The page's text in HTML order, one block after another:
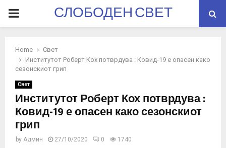
PRIMARYСЛОБОДЕН СВЕТ
Home
Свет
Институтот Роберт Кох потврдува : Ковид-19 е опасен како
сезонскиот грип
Свет
Институтот Роберт Кох потврдува :
Ковид-19 е опасен како сезонскиот
грип
by Админ 27/10/2020 0 1740